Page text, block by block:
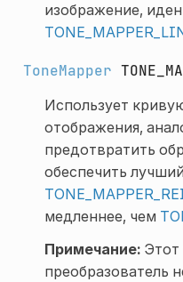
изображение,
ToneMapper
Использует
отображения,
предотвратить
обеспечить
медленнее, чем
Примечание:Этот
преобразователь